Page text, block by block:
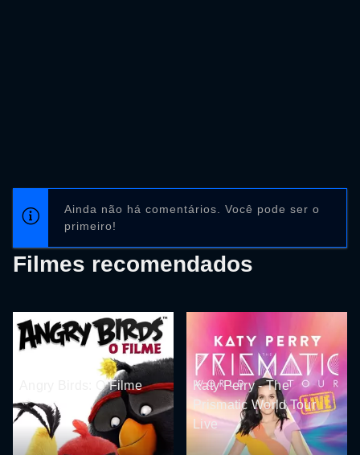
Ainda não há comentários. Você pode ser o
primeiro!
Filmes recomendados
Angry Birds: O Filme
Katy Perry - The
Prismatic World Tour
Live